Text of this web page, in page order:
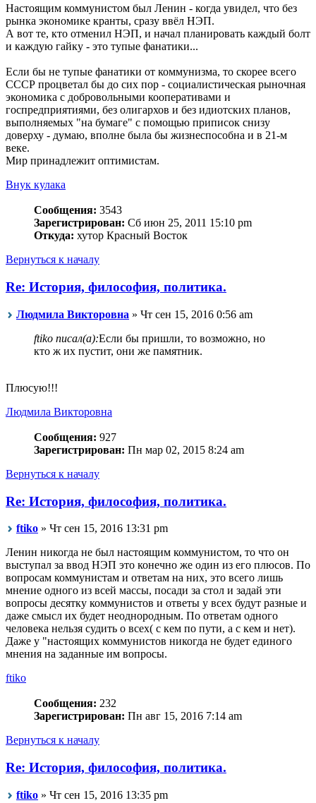
Настоящим коммунистом был Ленин - когда увидел, что без
рынка экономике кранты, сразу ввёл НЭП.
А вот те, кто отменил НЭП, и начал планировать каждый болт
и каждую гайку - это тупые фанатики...
Если бы не тупые фанатики от коммунизма, то скорее всего
СССР процветал бы до сих пор - социалистическая рыночная
экономика с добровольными кооперативами и
госпредприятиями, без олигархов и без идиотских планов,
выполняемых "на бумаге" с помощью приписок снизу
доверху - думаю, вполне была бы жизнеспособна и в 21-м
веке.
Мир принадлежит оптимистам.
Внук кулака
Сообщения: 3543
Зарегистрирован: Сб июн 25, 2011 15:10 pm
Откуда: хутор Красный Восток
Вернуться к началу
Re: История, философия, политика.
Людмила Викторовна » Чт сен 15, 2016 0:56 am
ftiko писал(а):Если бы пришли, то возможно, но
кто ж их пустит, они же памятник.
Плюсую!!!
Людмила Викторовна
Сообщения: 927
Зарегистрирован: Пн мар 02, 2015 8:24 am
Вернуться к началу
Re: История, философия, политика.
ftiko » Чт сен 15, 2016 13:31 pm
Ленин никогда не был настоящим коммунистом, то что он
выступал за ввод НЭП это конечно же один из его плюсов. По
вопросам коммунистам и ответам на них, это всего лишь
мнение одного из всей массы, посади за стол и задай эти
вопросы десятку коммунистов и ответы у всех будут разные и
даже смысл их будет неоднородным. По ответам одного
человека нельзя судить о всех( с кем по пути, а с кем и нет).
Даже у "настоящих коммунистов никогда не будет единого
мнения на заданные им вопросы.
ftiko
Сообщения: 232
Зарегистрирован: Пн авг 15, 2016 7:14 am
Вернуться к началу
Re: История, философия, политика.
ftiko » Чт сен 15, 2016 13:35 pm